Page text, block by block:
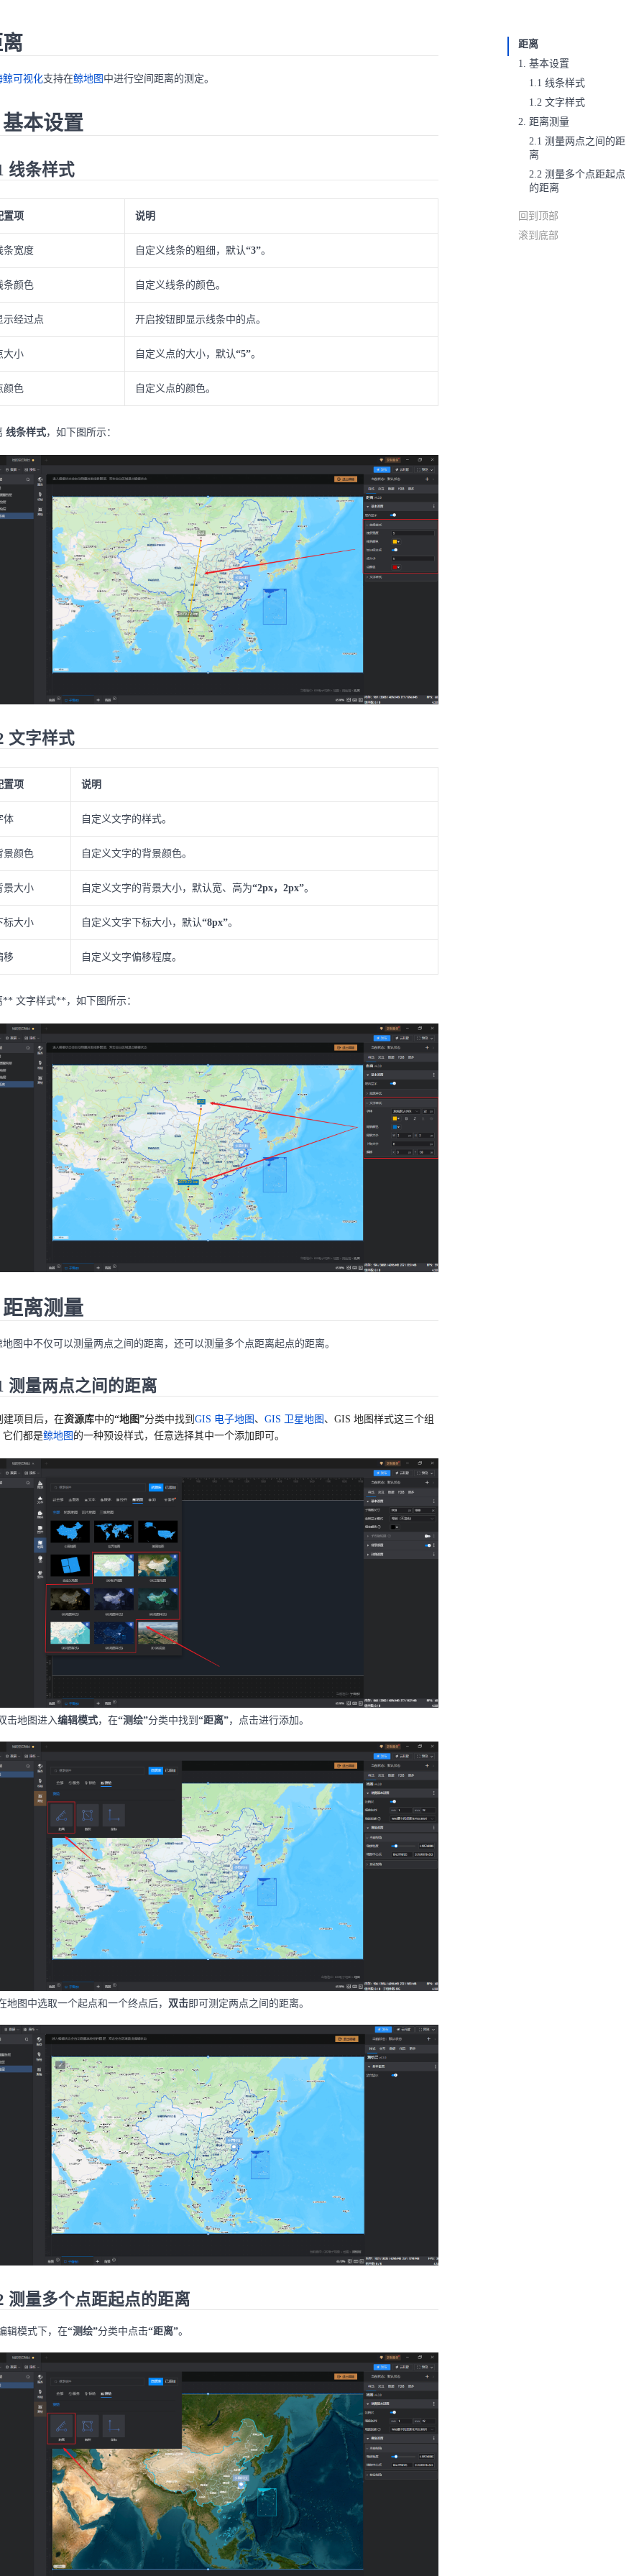
鲸可视化支持在鲸地图 中进行空间距离的测定。
基本设置
线条样式
置项 说明
条宽度 自定义线条的粗细，默认“3”。
条颜色 自定义线条的颜色。
示经过点 开启按钮即显示线条中的点。
大小 自定义点的大小，默认“5”。
颜色 自定义点的颜色。
线条样式，如下图所示：
文字样式
置项 说明
体 自定义文字的样式。
景颜色 自定义文字的背景颜色。
景大小 自定义文字的背景大小，默认宽、高为“2px，2px”。
标大小 自定义文字下标大小，默认“8px”。
移 自定义文字偏移程度。
** 文字样式**，如下图所示：
距离测量
地图中不仅可以测量两点之间的距离，还可以测量多个点距离起点的距离。
测量两点之间的距离
建项目后，在资源库中的“地图”分类中找到 GIS 电子地图 、 GIS 卫星地图 、GIS 地图样式这三个组
它们都是鲸地图 的一种预设样式，任意选择其中一个添加即可。
击地图进入编辑模式，在“测绘”分类中找到 “距离”，点击进行添加。
地图中选取一个起点和一个终点后， 双击即可测定两点之间的距离。
测量多个点距起点的距离
辑模式下，在“测绘”分类中点击“距离”。
距离
1. 基本设置
1.1 线条样式
1.2 文字样式
2. 距离测量
2.1 测量两点之间的距
离
2.2 测量多个点距起点
的距离
回到顶部
滚到底部